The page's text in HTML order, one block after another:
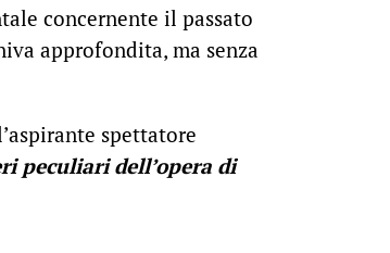
concernente il passato
approfondita, ma senza
spettatore
peculiari dell’opera di